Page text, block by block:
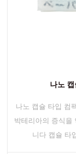
나노
나노 캡슐 타입 컴
박테리아의 증식을
니다 캡슐 타